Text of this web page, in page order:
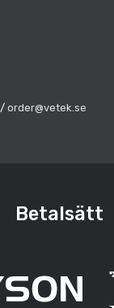
/ order@vetek.se
Betalsätt